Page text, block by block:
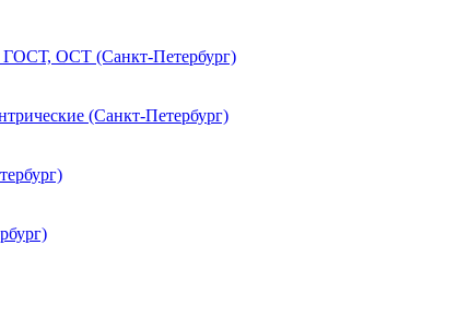
ГОСТ, ОСТ (Санкт-Петербург)
(Санкт-Петербург)